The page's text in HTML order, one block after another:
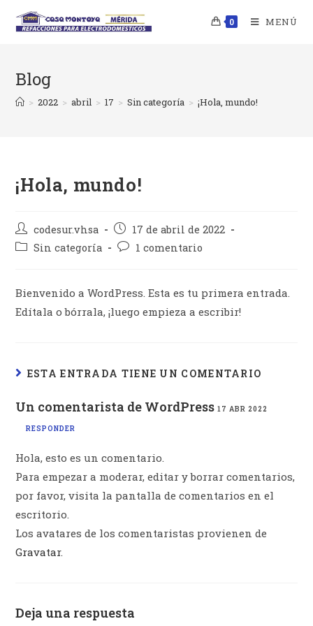
0 MENÚ
Blog
> 2022 > abril > 17 > Sin categoría > ¡Hola, mundo!
¡Hola, mundo!
Autor
de
codesur.vhsa
Publicación
de
17 de abril de 2022
Categoría
entrada:
Sin categoría
Comentarios
entrada:
1 comentario
Bienvenido a WordPress. Esta es tu primera entrada.
Edítala o bórrala, ¡luego empieza a escribir!
ESTA ENTRADA TIENE UN COMENTARIO
Un comentarista de WordPress 17 ABR 2022
RESPONDER
Hola, esto es un comentario.
Para empezar a moderar, editar y borrar comentarios,
por favor, visita la pantalla de comentarios en el
escritorio.
Los avatares de los comentaristas provienen de
Gravatar.
Deja una respuesta